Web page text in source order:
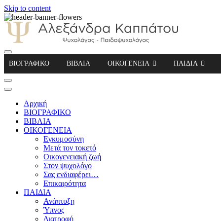
Skip to content
Αλεξάνδρα Καππάτου Ψυχολόγος –
ΒΙΟΓΡΑΦΙΚΟ ΒΙΒΛΙΑ ΟΙΚΟΓΕΝΕΙΑ ΠΑΙΔΙΑ
Αρχική
ΒΙΟΓΡΑΦΙΚΟ
ΒΙΒΛΙΑ
ΟΙΚΟΓΕΝΕΙΑ
Εγκυμοσύνη
Μετά τον τοκετό
Οικογενειακή ζωή
Στον ψυχολόγο
Σας ενδιαφέρει…
Επικαιρότητα
ΠΑΙΔΙΑ
Ανάπτυξη
Ύπνος
Διατροφή